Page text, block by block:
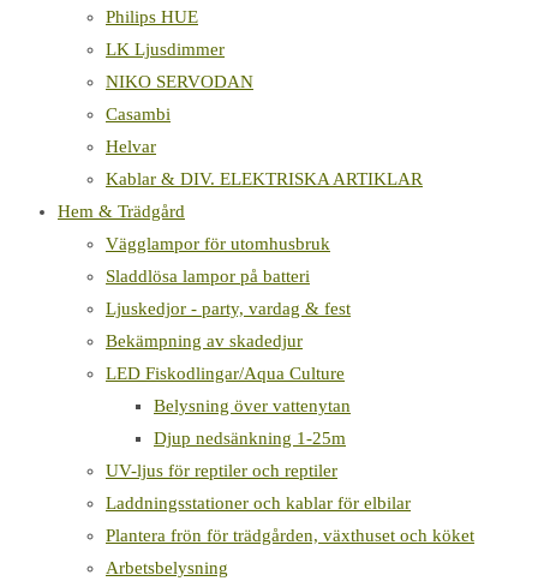
Philips HUE
LK Ljusdimmer
NIKO SERVODAN
Casambi
Helvar
Kablar & DIV. ELEKTRISKA ARTIKLAR
Hem & Trädgård
Vägglampor för utomhusbruk
Sladdlösa lampor på batteri
Ljuskedjor - party, vardag & fest
Bekämpning av skadedjur
LED Fiskodlingar/Aqua Culture
Belysning över vattenytan
Djup nedsänkning 1-25m
UV-ljus för reptiler och reptiler
Laddningsstationer och kablar för elbilar
Plantera frön för trädgården, växthuset och köket
Arbetsbelysning